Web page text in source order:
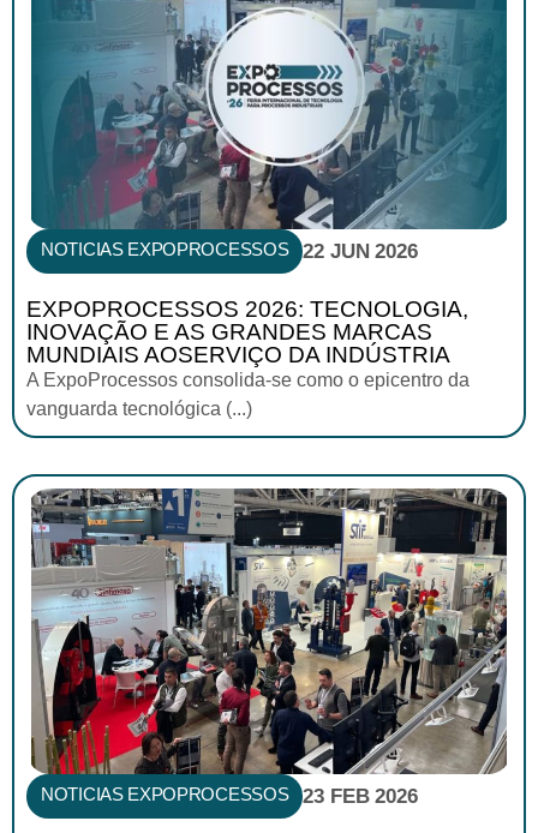
NOTICIAS EXPOPROCESSOS 22 JUN 2026
EXPOPROCESSOS 2026: TECNOLOGIA,
INOVAÇÃO E AS GRANDES MARCAS
MUNDIAIS AOSERVIÇO DA INDÚSTRIA
A ExpoProcessos consolida-se como o epicentro da
vanguarda tecnológica (...)
NOTICIAS EXPOPROCESSOS 23 FEB 2026